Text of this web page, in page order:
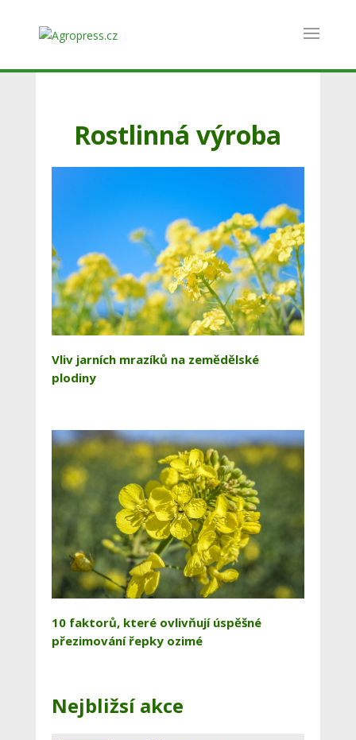
Rostlinná výroba
Vliv jarních mrazíků na zemědělské
plodiny
10 faktorů, které ovlivňují úspěšné
přezimování řepky ozimé
Nejbližsí akce